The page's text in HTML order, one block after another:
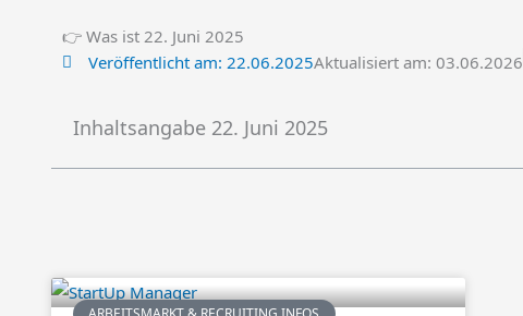
👉 Was ist 22. Juni 2025
Veröffentlicht am: 22.06.2025Aktualisiert am: 03.06.2026
Inhaltsangabe 22. Juni 2025